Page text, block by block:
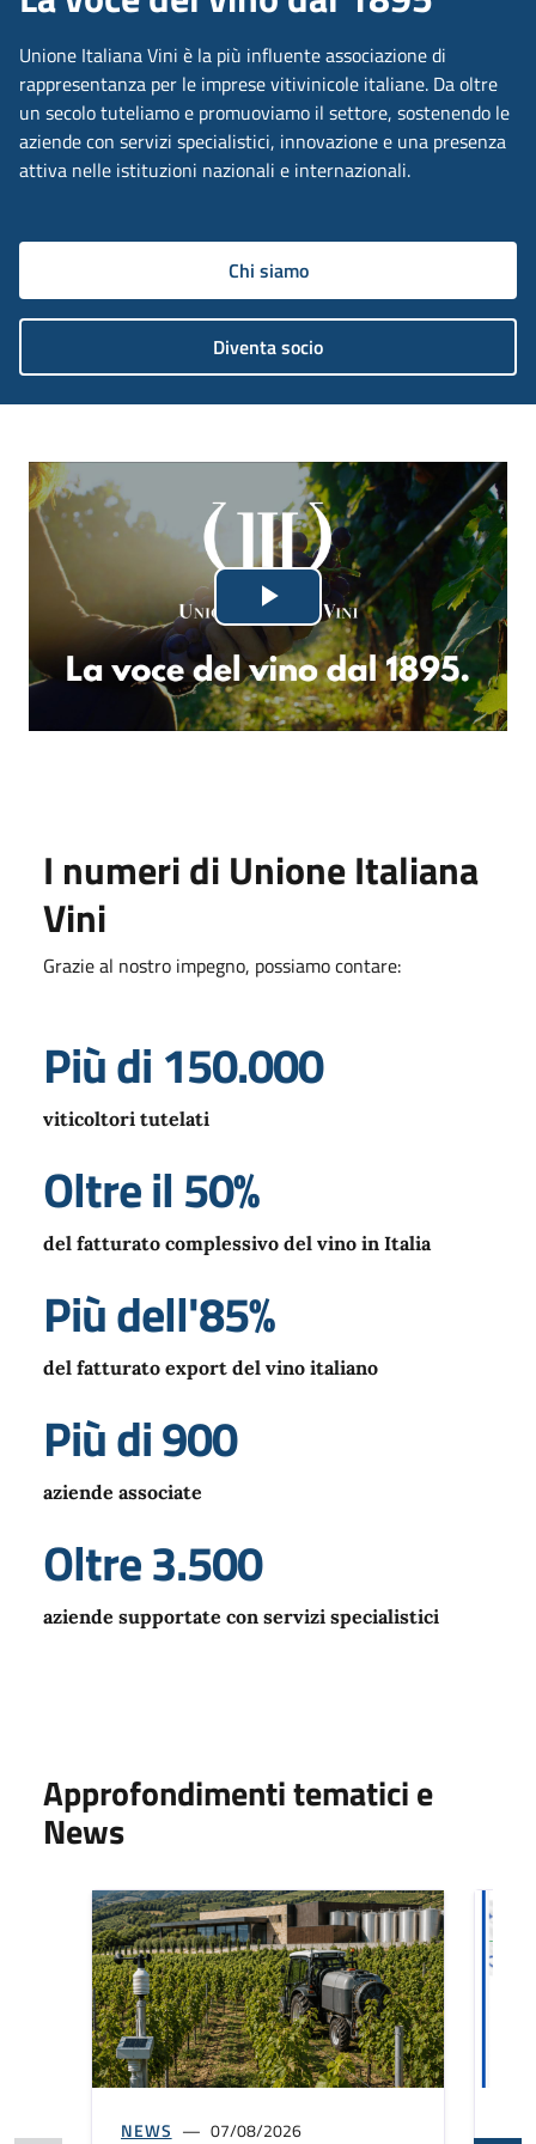
Unione Italiana Vini è la più influente associazione di
rappresentanza per le imprese vitivinicole italiane. Da oltre
un secolo tuteliamo e promuoviamo il settore, sostenendo le
aziende con servizi specialistici, innovazione e una presenza
attiva nelle istituzioni nazionali e internazionali.
Chi siamo
Diventa socio
Lettore
in
caricamento.
Riproduci
il
video
I numeri di Unione Italiana
Vini
Grazie al nostro impegno, possiamo contare:
Più di 150.000
viticoltori tutelati
Oltre il 50%
del fatturato complessivo del vino in Italia
Più dell'85%
del fatturato export del vino italiano
Più di 900
aziende associate
Oltre 3.500
aziende supportate con servizi specialistici
Approfondimenti tematici e
News
NEWS 07/08/2026